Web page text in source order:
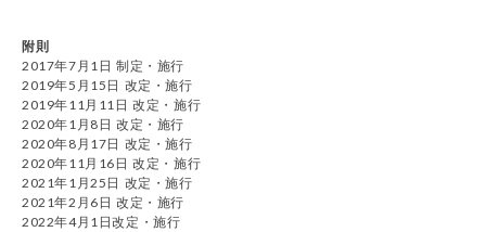
附則
2017年7月1日 制定・施行
2019年5月15日 改定・施行
2019年11月11日 改定・施行
2020年1月8日 改定・施行
2020年8月17日 改定・施行
2020年11月16日 改定・施行
2021年1月25日 改定・施行
2021年2月6日 改定・施行
2022年4月1日改定・施行